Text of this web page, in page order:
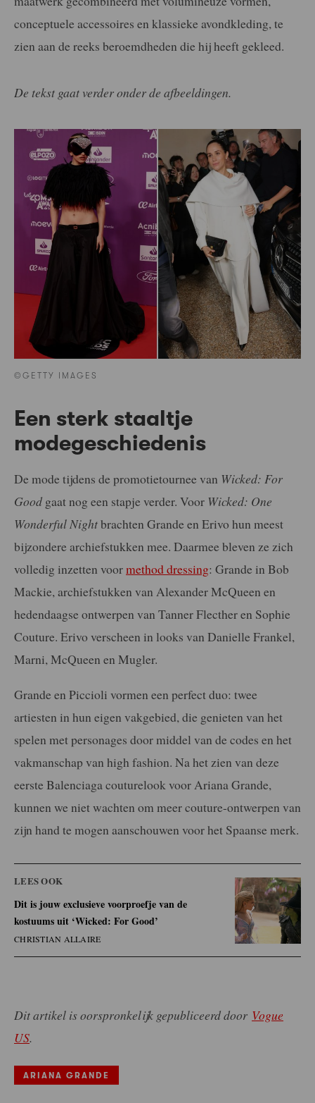
conceptuele accessoires en klassieke avondkleding, te
zien aan de reeks beroemdheden die hij heeft gekleed.
De tekst gaat verder onder de afbeeldingen.
©GETTY IMAGES
Een sterk staaltje
modegeschiedenis
De mode tijdens de promotietournee van Wicked: For
Good gaat nog een stapje verder. Voor Wicked: One
Wonderful Nightbrachten Grande en Erivo hun meest
bijzondere archiefstukken mee. Daarmee bleven ze zich
volledig inzetten voormethod dressing: Grande in Bob
Mackie, archiefstukken van Alexander McQueen en
hedendaagse ontwerpen van Tanner Flecther en Sophie
Couture. Erivo verscheen in looks van Danielle Frankel,
Marni, McQueen en Mugler.
Grande en Piccioli vormen een perfect duo: twee
artiesten in hun eigen vakgebied, die genieten van het
spelen met personages door middel van de codes en het
vakmanschap van high fashion. Na het zien van deze
eerste Balenciaga couturelook voor Ariana Grande,
kunnen we niet wachten om meer couture-ontwerpen van
zijn hand te mogen aanschouwen voor het Spaanse merk.
LEES OOK
Dit is jouw exclusieve voorproefje van de
kostuums uit ‘Wicked: For Good’
CHRISTIAN ALLAIRE
Dit artikel is oorspronkelijk gepubliceerd door Vogue
US.
ARIANA GRANDE